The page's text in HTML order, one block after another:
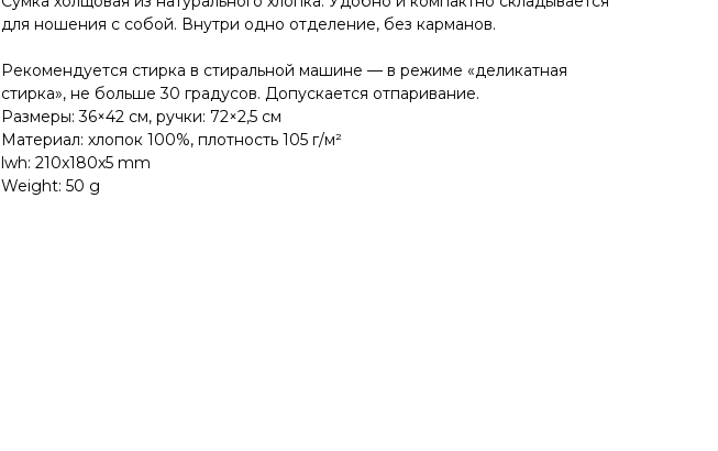
для ношения с собой. Внутри одно отделение, без карманов.
Рекомендуется стирка в стиральной машине — в режиме «деликатная
стирка», не больше 30 градусов. Допускается отпаривание.
Размеры: 36×42 см, ручки: 72×2,5 см
Материал: хлопок 100%, плотность 105 г/м²
lwh: 210x180x5 mm
Weight: 50 g